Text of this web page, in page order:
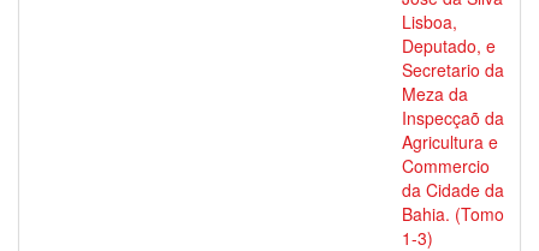
Lisboa,
Deputado, e
Secretario da
Meza da
Inspecçaõ da
Agricultura e
Commercio
da Cidade da
Bahia. (Tomo
1-3)